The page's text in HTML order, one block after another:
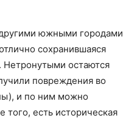
южными городами
сохранившаяся
Нетронутыми остаются
повреждения во
и по ним можно
того, есть историческая